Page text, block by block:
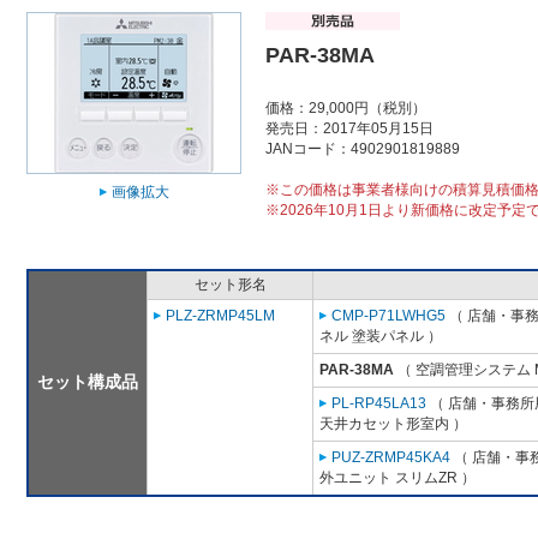
画像拡大
PAR-38MA
価格：29,000円（税別）
発売日：2017年05月15日
JANコード：4902901819889
※この価格は事業者様向けの積算見積価
※2026年10月1日より新価格に改定予定
セット構成品
セット形名
PLZ-ZRMP45LM
CMP-P71LWHG5 （ 店舗・事
ネル 塗装パネル ）
PAR-38MA （ 空調管理システム
PL-RP45LA13 （ 店舗・事務
天井カセット形室内 ）
PUZ-ZRMP45KA4 （ 店舗・事
外ユニット スリムZR ）